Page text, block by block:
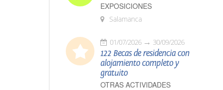
EXPOSICIONES
Salamanca
01/07/2026 30/09/2026
122 Becas de residencia con
alojamiento completo y
gratuito
OTRAS ACTIVIDADES